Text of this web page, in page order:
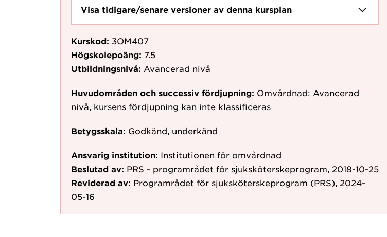
Visa tidigare/senare versioner av denna kursplan
Kurskod: 3OM407
Högskolepoäng: 7.5
Utbildningsnivå: Avancerad nivå
Huvudområden och successiv fördjupning: Omvårdnad: Avancerad
nivå, kursens fördjupning kan inte klassificeras
Betygsskala: Godkänd, underkänd
Ansvarig institution: Institutionen för omvårdnad
Beslutad av: PRS - programrådet för sjuksköterskeprogram, 2018-10-25
Reviderad av: Programrådet för sjuksköterskeprogram (PRS), 2024-
05-16